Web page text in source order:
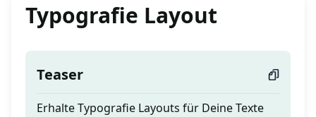
Typografie Layout
Teaser
Erhalte Typografie Layouts für Deine Texte